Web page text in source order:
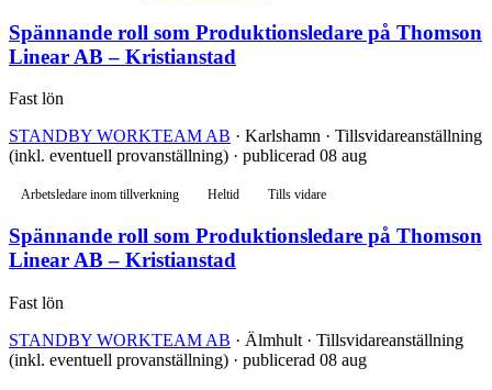
Spännande roll som Produktionsledare på Thomson
Linear AB – Kristianstad
Fast lön
STANDBY WORKTEAM AB · Karlshamn · Tillsvidareanställning
(inkl. eventuell provanställning) · publicerad 08 aug
Arbetsledare inom tillverkning Heltid Tills vidare
Spännande roll som Produktionsledare på Thomson
Linear AB – Kristianstad
Fast lön
STANDBY WORKTEAM AB · Älmhult · Tillsvidareanställning
(inkl. eventuell provanställning) · publicerad 08 aug